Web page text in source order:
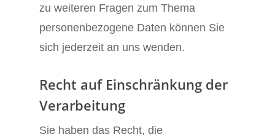
zu weiteren Fragen zum Thema
personenbezogene Daten können Sie
sich jederzeit an uns wenden.
Recht auf Einschränkung der
Verarbeitung
Sie haben das Recht, die